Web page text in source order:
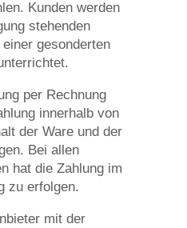
Kunden werden
stehenden
gesonderten
per Rechnung
innerhalb von
der Ware und der
Bei allen
hat die Zahlung im
zu erfolgen.
mit der